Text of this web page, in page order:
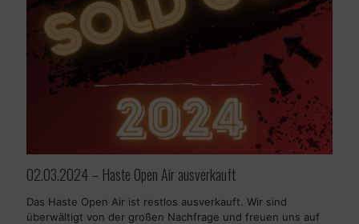
02.03.2024 – Haste Open Air ausverkauft
Das Haste Open Air ist restlos ausverkauft. Wir sind
überwältigt von der großen Nachfrage und freuen uns auf